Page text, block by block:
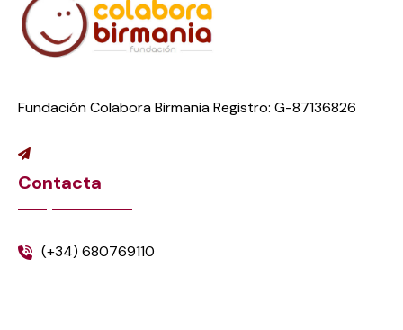
Fundación Colabora Birmania Registro: G-87136826
Contacta
(+34) 680769110